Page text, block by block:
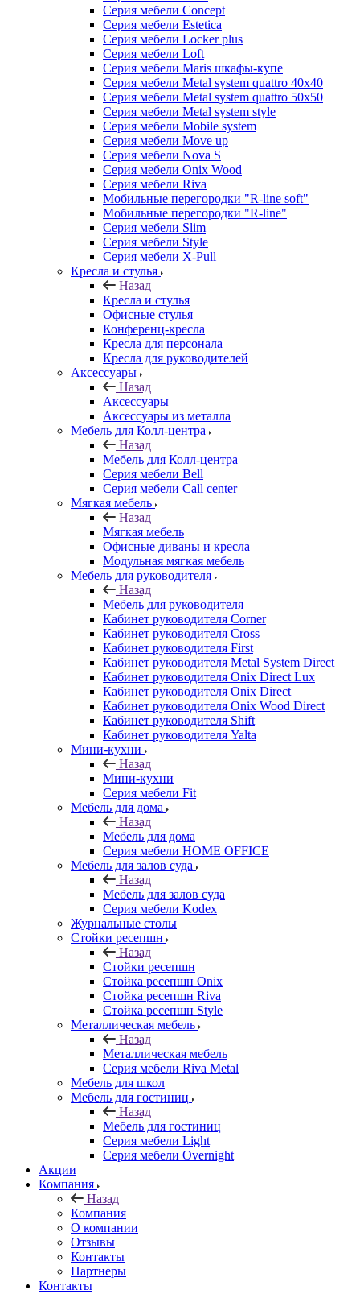
Серия мебели Concept
Серия мебели Estetica
Серия мебели Locker plus
Серия мебели Loft
Серия мебели Maris шкафы-купе
Серия мебели Metal system quattro 40x40
Серия мебели Metal system quattro 50x50
Серия мебели Metal system style
Серия мебели Mobile system
Серия мебели Move up
Серия мебели Nova S
Серия мебели Onix Wood
Серия мебели Riva
Мобильные перегородки "R-line soft"
Мобильные перегородки "R-line"
Серия мебели Slim
Серия мебели Style
Серия мебели X-Pull
Кресла и стулья
Назад
Кресла и стулья
Офисные стулья
Конференц-кресла
Кресла для персонала
Кресла для руководителей
Аксессуары
Назад
Аксессуары
Аксессуары из металла
Мебель для Колл-центра
Назад
Мебель для Колл-центра
Серия мебели Bell
Серия мебели Call center
Мягкая мебель
Назад
Мягкая мебель
Офисные диваны и кресла
Модульная мягкая мебель
Мебель для руководителя
Назад
Мебель для руководителя
Кабинет руководителя Corner
Кабинет руководителя Cross
Кабинет руководителя First
Кабинет руководителя Metal System Direct
Кабинет руководителя Onix Direct Lux
Кабинет руководителя Onix Direct
Кабинет руководителя Onix Wood Direct
Кабинет руководителя Shift
Кабинет руководителя Yalta
Мини-кухни
Назад
Мини-кухни
Серия мебели Fit
Мебель для дома
Назад
Мебель для дома
Серия мебели HOME OFFICE
Мебель для залов суда
Назад
Мебель для залов суда
Серия мебели Kodex
Журнальные столы
Стойки ресепшн
Назад
Стойки ресепшн
Стойка ресепшн Onix
Стойка ресепшн Riva
Стойка ресепшн Style
Металлическая мебель
Назад
Металлическая мебель
Серия мебели Riva Metal
Мебель для школ
Мебель для гостиниц
Назад
Мебель для гостиниц
Серия мебели Light
Серия мебели Overnight
Акции
Компания
Назад
Компания
О компании
Отзывы
Контакты
Партнеры
Контакты